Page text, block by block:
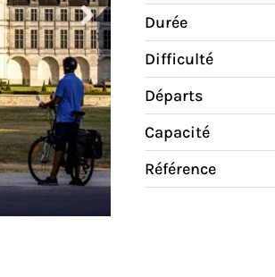
Durée
Difficulté
Départs
Capacité
Référence